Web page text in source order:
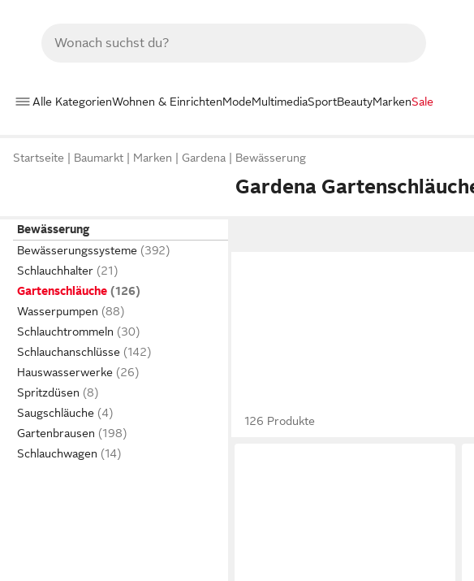
Alle KategorienWohnen & EinrichtenModeMultimediaSportBeautyMarkenSale
Startseite Baumarkt Marken Gardena Bewässerung
Gardena
Bewässerung
Bewässerungssysteme
Schlauchhalter
Gartenschläuche
Wasserpumpen
Schlauchtrommeln
Schlauchanschlüsse
Hauswasserwerke
Spritzdüsen
Saugschläuche
Gartenbrausen
Schlauchwagen
126 Produkte